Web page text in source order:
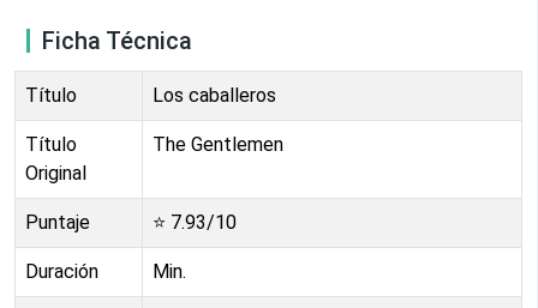
Ficha Técnica
Título Los caballeros
Título
Original
The Gentlemen
Puntaje ⭐ 7.93/10
Duración Min.